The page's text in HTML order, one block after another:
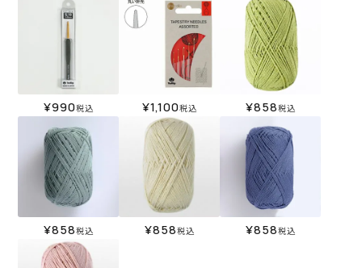
¥990税込 ¥1,100税込 ¥858税込
¥858税込 ¥858税込 ¥858税込